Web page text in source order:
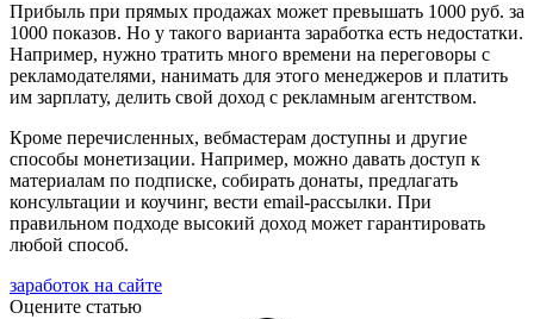
Прибыль при прямых продажах может превышать 1000 руб. за
1000 показов. Но у такого варианта заработка есть недостатки.
Например, нужно тратить много времени на переговоры с
рекламодателями, нанимать для этого менеджеров и платить
им зарплату, делить свой доход с рекламным агентством.
Кроме перечисленных, вебмастерам доступны и другие
способы монетизации. Например, можно давать доступ к
материалам по подписке, собирать донаты, предлагать
консультации и коучинг, вести email-рассылки. При
правильном подходе высокий доход может гарантировать
любой способ.
заработок на сайте
Оцените статью